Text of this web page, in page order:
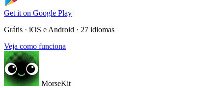
Get it on Google Play
Grátis · iOS e Android · 27 idiomas
Veja como funciona
MorseKit